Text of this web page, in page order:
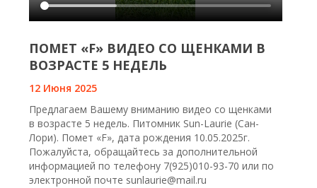
ПОМЕТ «F» ВИДЕО СО ЩЕНКАМИ В
ВОЗРАСТЕ 5 НЕДЕЛЬ
12 Июня 2025
Предлагаем Вашему вниманию видео со щенками
в возрасте 5 недель. Питомник Sun-Laurie (Сан-
Лори). Помет «F», дата рождения 10.05.2025г.
Пожалуйста, обращайтесь за дополнительной
информацией по телефону 7(925)010-93-70 или по
электронной почте sunlaurie@mail.ru